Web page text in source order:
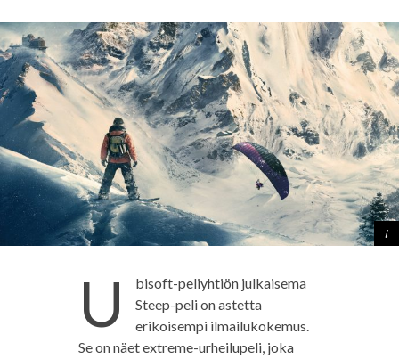
U
bisoft-peliyhtiön julkaisema
Steep-peli on astetta
erikoisempi ilmailukokemus.
Se on näet extreme-urheilupeli, joka